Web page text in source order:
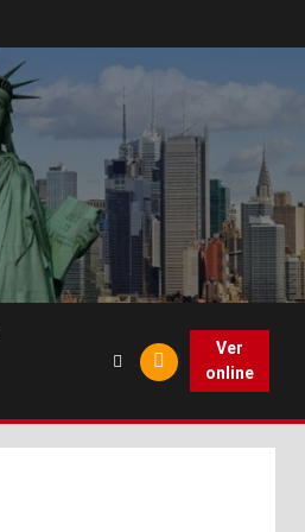
Ver
online